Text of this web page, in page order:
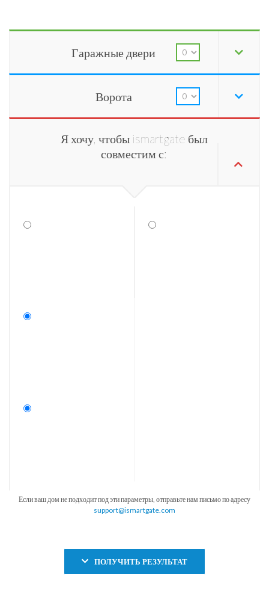
Гаражные двери
Ворота
Я хочу, чтобы ismartgate был
совместим с:
Если ваш дом не подходит под эти параметры, отправьте нам письмо по адресу
support@ismartgate.com
ПОЛУЧИТЬ РЕЗУЛЬТАТ